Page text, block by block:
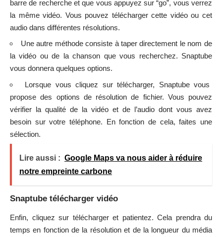
barre de recherche et que vous appuyez sur “go”, vous verrez
la même vidéo. Vous pouvez télécharger cette vidéo ou cet
audio dans différentes résolutions.
Une autre méthode consiste à taper directement le nom de
la vidéo ou de la chanson que vous recherchez. Snaptube
vous donnera quelques options.
Lorsque vous cliquez sur télécharger, Snaptube vous
propose des options de résolution de fichier. Vous pouvez
vérifier la qualité de la vidéo et de l’audio dont vous avez
besoin sur votre téléphone. En fonction de cela, faites une
sélection.
Lire aussi : Google Maps va nous aider à réduire
notre empreinte carbone
Snaptube télécharger vidéo
Enfin, cliquez sur télécharger et patientez. Cela prendra du
temps en fonction de la résolution et de la longueur du média